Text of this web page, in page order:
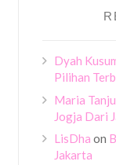
Dyah
Pilihan
Maria
Jogja Dari
LisDha on
Jakarta